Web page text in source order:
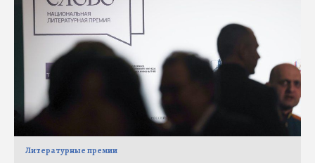
Литературные премии